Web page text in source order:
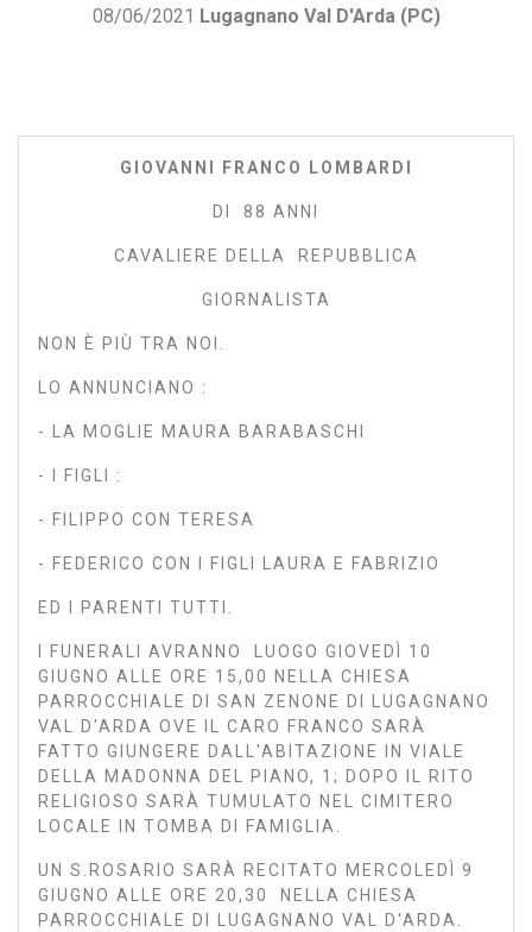
08/06/2021 Lugagnano Val D'Arda (PC)
GIOVANNI FRANCO LOMBARDI
DI 88 ANNI
CAVALIERE DELLA REPUBBLICA
GIORNALISTA
NON È PIÙ TRA NOI.
LO ANNUNCIANO :
- LA MOGLIE MAURA BARABASCHI
- I FIGLI :
- FILIPPO CON TERESA
- FEDERICO CON I FIGLI LAURA E FABRIZIO
ED I PARENTI TUTTI.
I FUNERALI AVRANNO LUOGO GIOVEDÌ 10
GIUGNO ALLE ORE 15,00 NELLA CHIESA
PARROCCHIALE DI SAN ZENONE DI LUGAGNANO
VAL D'ARDA OVE IL CARO FRANCO SARÀ
FATTO GIUNGERE DALL'ABITAZIONE IN VIALE
DELLA MADONNA DEL PIANO, 1; DOPO IL RITO
RELIGIOSO SARÀ TUMULATO NEL CIMITERO
LOCALE IN TOMBA DI FAMIGLIA.
UN S.ROSARIO SARÀ RECITATO MERCOLEDÌ 9
GIUGNO ALLE ORE 20,30 NELLA CHIESA
PARROCCHIALE DI LUGAGNANO VAL D'ARDA.